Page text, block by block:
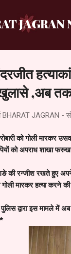
JAGRAN
,अब तक
BHARAT JAGRAN -
को गोली मारकर
को अपराध शाखा
रन्जीश रखते हुए अपने
गोली मारकर हत्या करने
द्वारा इस मामले में अब